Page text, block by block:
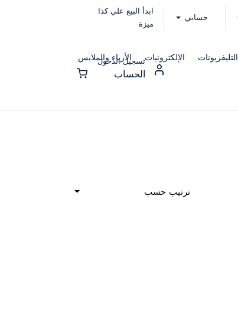
حسابي
ابدأ البيع علي كذا
ميزة
التليفزيونات الإلكترونيات الأزياء والملابس
تسجيل الدخول
الحساب
ترتيب حسب